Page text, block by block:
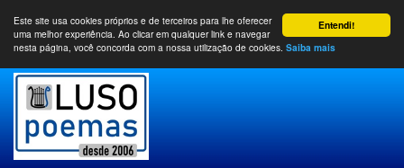
Entendi!
Este site usa cookies próprios e de terceiros para lhe oferecer
uma melhor experiência. Ao clicar em qualquer link e navegar
nesta página, você concorda com a nossa utilização de cookies. Saiba mais